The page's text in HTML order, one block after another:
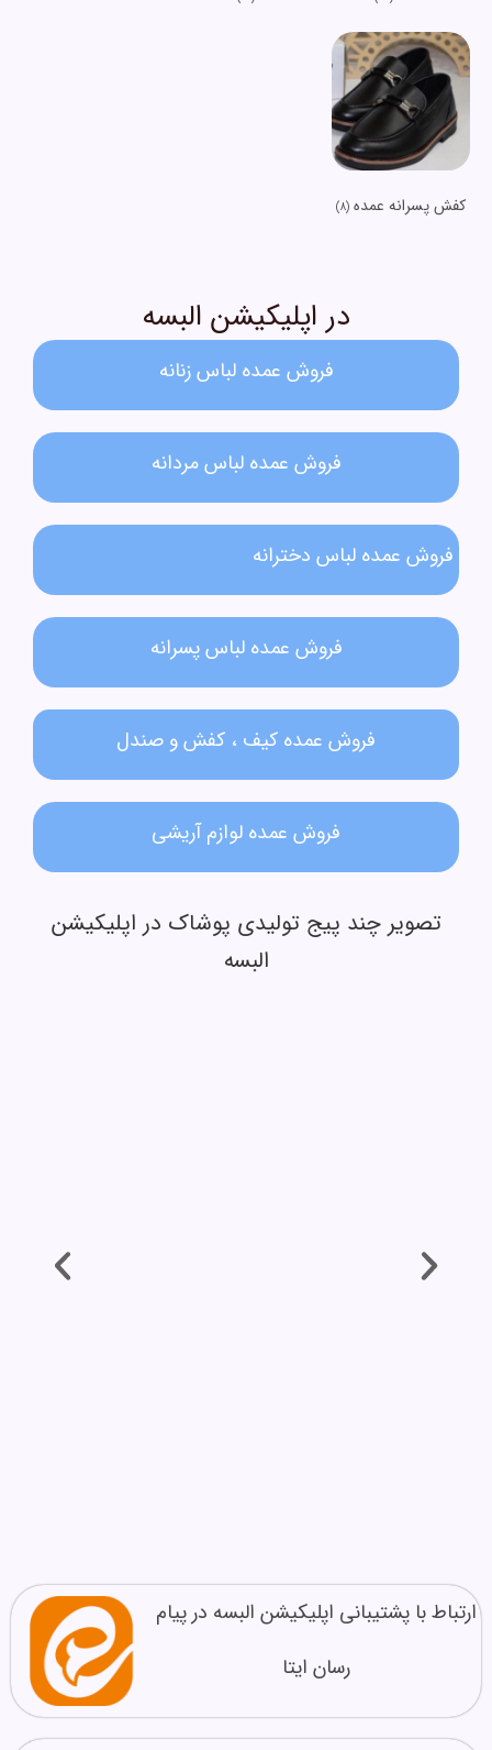
کفش پسرانه عمده (8)
در اپلیکیشن البسه
فروش عمده لباس زنانه​
فروش عمده لباس مردانه​
فروش عمده لباس دخترانه​
فروش عمده لباس پسرانه
فروش عمده کیف ، کفش و صندل
فروش عمده لوازم آریشی
تصویر چند پیج تولیدی پوشاک در اپلیکیشن
البسه
ارتباط با پشتیبانی اپلیکیشن البسه در پیام
رسان ایتا